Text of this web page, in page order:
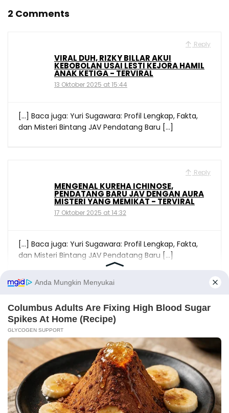
2 Comments
Reply
VIRAL DUH, RIZKY BILLAR AKUI
KEBOBOLAN USAI LESTI KEJORA HAMIL
ANAK KETIGA - TERVIRAL
13 Oktober 2025 at 15:44
[…] Baca juga: Yuri Sugawara: Profil Lengkap, Fakta,
dan Misteri Bintang JAV Pendatang Baru […]
Reply
MENGENAL KUREHA ICHINOSE,
PENDATANG BARU JAV DENGAN AURA
MISTERI YANG MEMIKAT - TERVIRAL
17 Oktober 2025 at 14:32
[…] Baca juga: Yuri Sugawara: Profil Lengkap, Fakta,
dan Misteri Bintang JAV Pendatang Baru […]
LEAVE A REPLY
X